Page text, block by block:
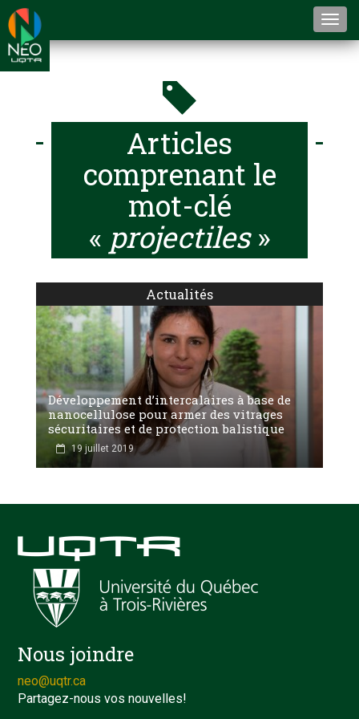
Articles
comprenant le
mot-clé
« projectiles»
Actualités
Développement d’intercalaires à base de
nanocellulose pour armer des vitrages
sécuritaires et de protection balistique
19 juillet 2019
Nous joindre
neo@uqtr.ca
Partagez-nous vos nouvelles!